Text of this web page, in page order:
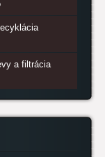
a filtrácia